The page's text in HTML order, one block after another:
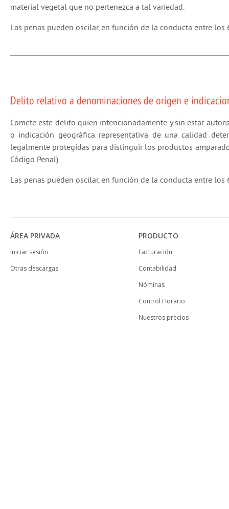
material vegetal que no pertenezca a tal variedad.
Las penas pueden oscilar, en función de la conducta entre los
Delito relativo a denominaciones de origen e
Comete este delito quien intencionadamente y sin estar
o indicación geográfica representativa de una calidad
legalmente protegidas para distinguir los productos
Código Penal).
Las penas pueden oscilar, en función de la conducta entre los
ÁREA PRIVADA
Iniciar sesión
Otras descargas
PRODUCTO
Facturación
Contabilidad
Nóminas
Control Horario
Nuestros precios